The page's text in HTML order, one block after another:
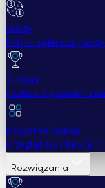
Giełdy
Połącz najlepsze
Turnieje
Pochwal się swoimi
Wszystkie funkcje
Przegląd tych funkcji i
Rozwiązania